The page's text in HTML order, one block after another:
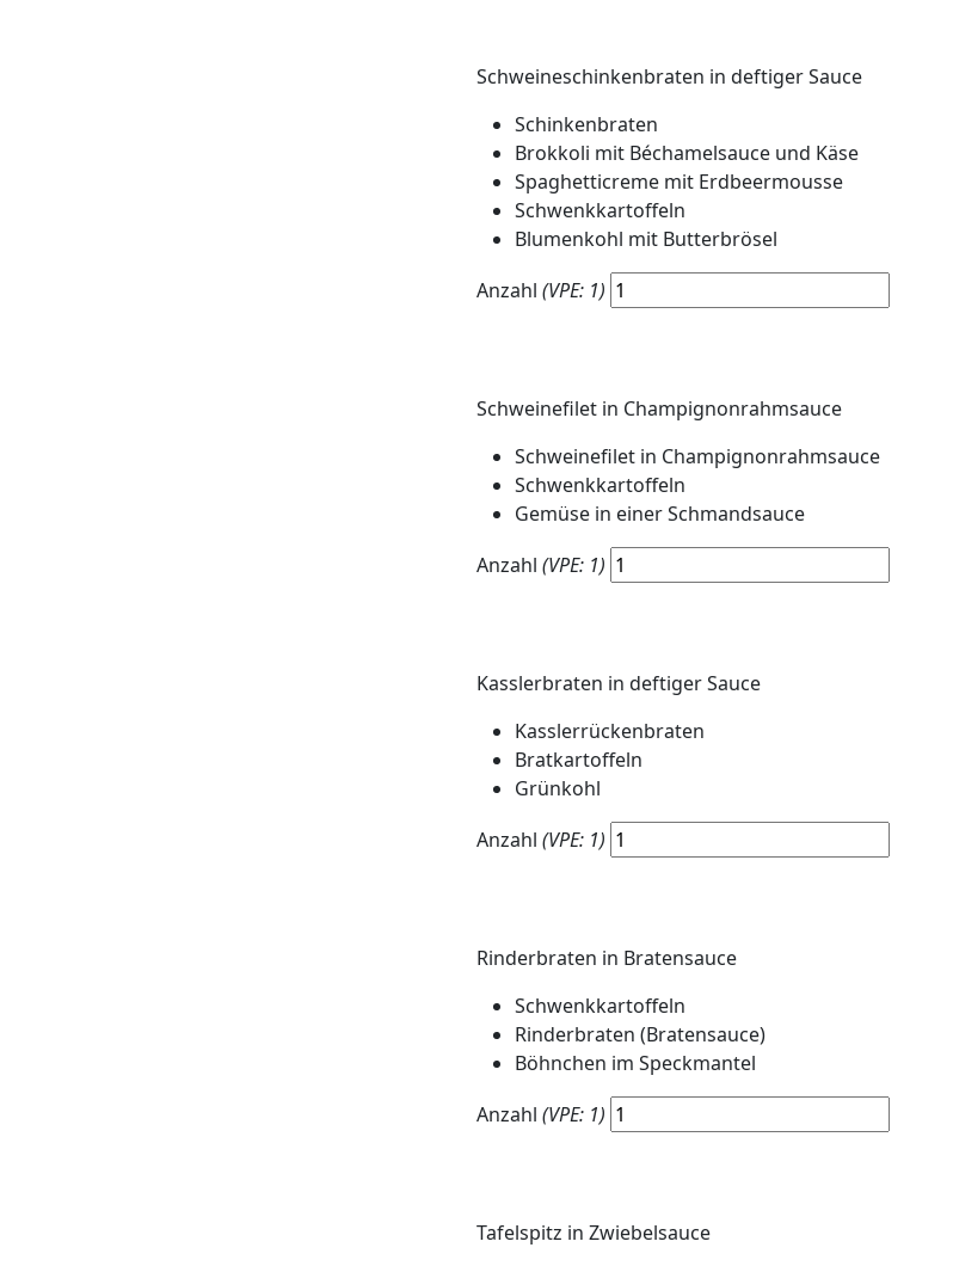
Schweineschinkenbraten in deftiger Sauce
Schinkenbraten
Brokkoli mit Béchamelsauce und Käse
Spaghetticreme mit Erdbeermousse
Schwenkkartoffeln
Blumenkohl mit Butterbrösel
Anzahl (VPE: 1)
Schweinefilet in Champignonrahmsauce
Schweinefilet in Champignonrahmsauce
Schwenkkartoffeln
Gemüse in einer Schmandsauce
Anzahl (VPE: 1)
Kasslerbraten in deftiger Sauce
Kasslerrückenbraten
Bratkartoffeln
Grünkohl
Anzahl (VPE: 1)
Rinderbraten in Bratensauce
Schwenkkartoffeln
Rinderbraten (Bratensauce)
Böhnchen im Speckmantel
Anzahl (VPE: 1)
Tafelspitz in Zwiebelsauce